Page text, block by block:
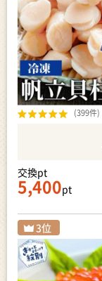
(399件)
交換pt
5,400pt